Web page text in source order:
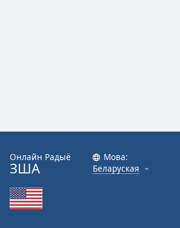
Онлайн Радыё
ЗША
Мова:
Беларуская